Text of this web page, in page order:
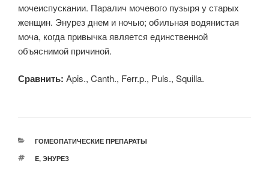
мочеиспускании. Паралич мочевого пузыря у старых
женщин. Энурез днем и ночью; обильная водянистая
моча, когда привычка является единственной
объяснимой причиной.
Сравнить: Apis., Canth., Ferr.p., Puls., Squilla.
РУБРИКИ
ГОМЕОПАТИЧЕСКИЕ ПРЕПАРАТЫ
МЕТКИ
E, ЭНУРЕЗ